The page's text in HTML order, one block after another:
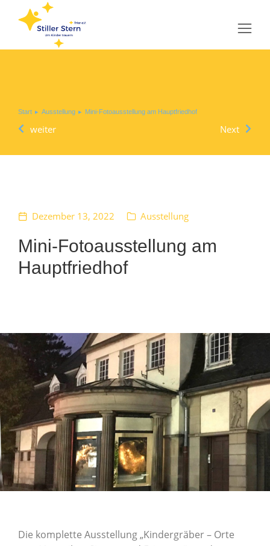
Sie befinden sich hier:
Start Ausstellung Mini-Fotoausstellung am Hauptfriedhof
weiter Next
Dezember 13, 2022 Ausstellung
Mini-Fotoausstellung am
Hauptfriedhof
Die komplette Ausstellung „Kindergräber – Orte